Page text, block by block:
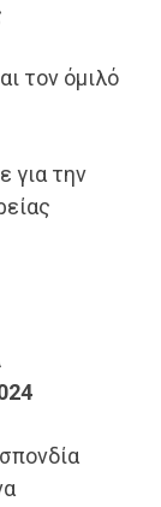
τον όμιλό
για την